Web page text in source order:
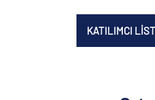
KATILIMCI